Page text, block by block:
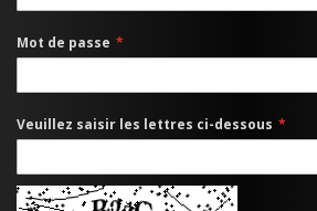
Mot de passe
Veuillez saisir les lettres ci-dessous